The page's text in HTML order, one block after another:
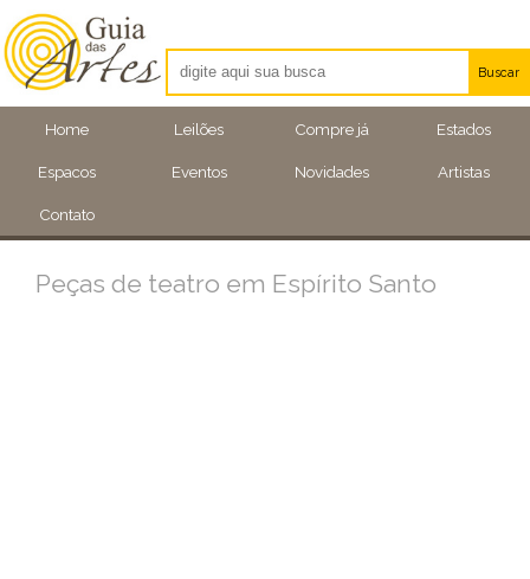
Home Leilões Compre já Estados
Espacos Eventos Novidades Artistas
Contato
Buscar
Artistas
Eventos
Peças de teatro em Espírito Santo